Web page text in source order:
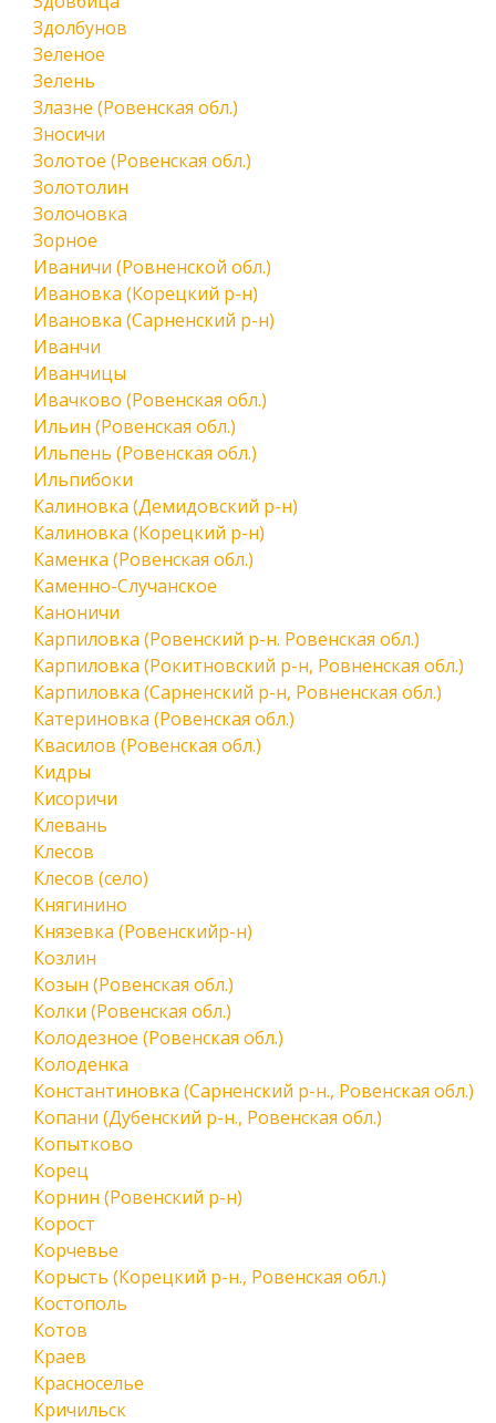
Здолбунов
Зеленое
Зелень
Злазне (Ровенская обл.)
Зносичи
Золотое (Ровенская обл.)
Золотолин
Золочовка
Зорное
Иваничи (Ровненской обл.)
Ивановка (Корецкий р-н)
Ивановка (Сарненский р-н)
Иванчи
Иванчицы
Ивачково (Ровенская обл.)
Ильин (Ровенская обл.)
Ильпень (Ровенская обл.)
Ильпибоки
Калиновка (Демидовский р-н)
Калиновка (Корецкий р-н)
Каменка (Ровенская обл.)
Каменно-Случанское
Каноничи
Карпиловка (Ровенский р-н. Ровенская обл.)
Карпиловка (Рокитновский р-н, Ровненская обл.)
Карпиловка (Сарненский р-н, Ровненская обл.)
Катериновка (Ровенская обл.)
Квасилов (Ровенская обл.)
Кидры
Кисоричи
Клевань
Клесов
Клесов (село)
Княгинино
Князевка (Ровенскийр-н)
Козлин
Козын (Ровенская обл.)
Колки (Ровенская обл.)
Колодезное (Ровенская обл.)
Колоденка
Константиновка (Сарненский р-н., Ровенская обл.)
Копани (Дубенский р-н., Ровенская обл.)
Копытково
Корец
Корнин (Ровенский р-н)
Корост
Корчевье
Корысть (Корецкий р-н., Ровенская обл.)
Костополь
Котов
Краев
Красноселье
Кричильск